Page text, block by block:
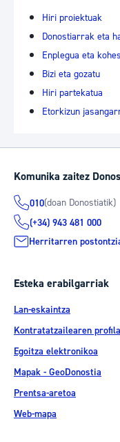
Hiri proiektuak
Donostiarrak eta
Enplegua eta
Bizi eta gozatu
Hiri partekatua
Etorkizun
Komunika zaitez
010(doan Donostiatik)
(+34) 943 481 000
Herritarren
Esteka erabilgarriak
Lan-eskaintza
Kontratatzailearen profila
Egoitza elektronikoa
Mapak - GeoDonostia
Prentsa-aretoa
Web-mapa